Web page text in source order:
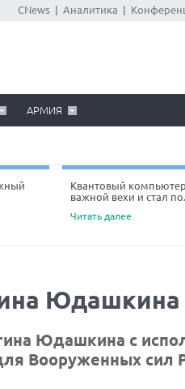
CNews Аналитика
АРМИЯ
Квантовый
важной вехи и стал
Читать далее
Юдашкина
Юдашкина с
Вооруженных сил